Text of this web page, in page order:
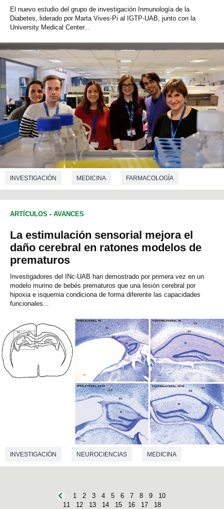
El nuevo estudio del grupo de investigación Inmunología de la
Diabetes, liderado por Marta Vives-Pi al IGTP-UAB, junto con la
University Medical Center...
INVESTIGACIÓN MEDICINA FARMACOLOGÍA
ARTÍCULOS - AVANCES
La estimulación sensorial mejora el
daño cerebral en ratones modelos de
prematuros
Investigadores del INc-UAB han demostrado por primera vez en un
modelo murino de bebés prematuros que una lesión cerebral por
hipoxia e isquemia condiciona de forma diferente las capacidades
funcionales...
INVESTIGACIÓN NEUROCIENCIAS MEDICINA
1 2 3 4 5 6 7 8 9
10
11
12 13 14 15 16 17
18